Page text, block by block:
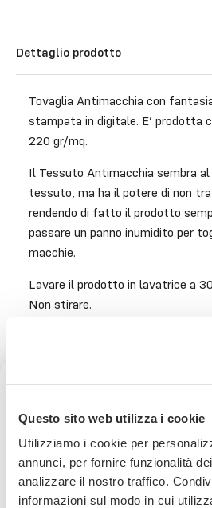
Questo sito web utilizza i cookie
Utilizziamo i cookie per
annunci, per fornire funzionalità
analizzare il nostro traffico.
informazioni sul modo in cui
Dettaglio prodotto
Tovaglia Antimacchia con
stampata in digitale. E’ prodotta
220 gr/mq.
Il Tessuto Antimacchia sembra
tessuto, ma ha il potere di non
rendendo di fatto il prodotto
passare un panno inumidito per
macchie.
Lavare il prodotto in lavatrice a
Non stirare.
Composizione: 100% Poliestere
caratterizzato da un trattamento
Disponibile in 2 Misure:
140×180 cm
Ricevi uno sconto
tuo prossimo
Iscriviti subito alla nostra